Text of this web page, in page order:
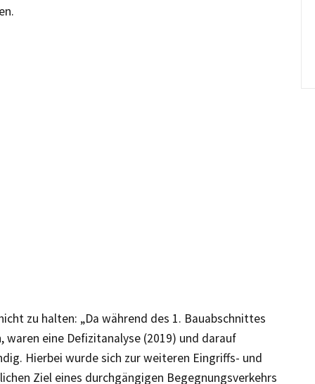
zu halten: „Da während des 1. Bauabschnittes
waren eine Defizitanalyse (2019) und darauf
Hierbei wurde sich zur weiteren Eingriffs- und
Ziel eines durchgängigen Begegnungsverkehrs